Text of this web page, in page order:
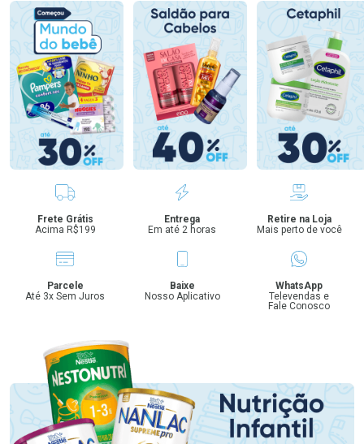
Benefícios
Frete Grátis
Acima R$199
Entrega
Em até 2 horas
Retire na Loja
Mais perto de você
Parcele
Até 3x Sem Juros
Baixe
Nosso Aplicativo
WhatsApp
Televendas e
Fale Conosco